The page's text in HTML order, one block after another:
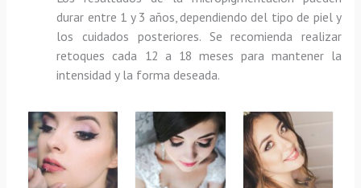
durar entre 1 y 3 años, dependiendo del tipo de piel y
los cuidados posteriores. Se recomienda realizar
retoques cada 12 a 18 meses para mantener la
intensidad y la forma deseada.